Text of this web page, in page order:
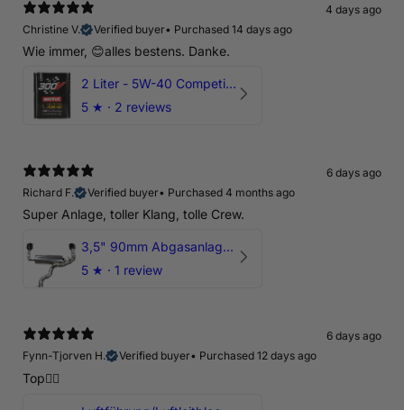
4 days ago
Christine V.
Verified buyer• Purchased 14 days ago
Wie immer, 😊alles bestens. Danke.
2 Liter - 5W-40 Competition 300V Motul Motoröl
5 ★ · 2 reviews
6 days ago
Richard F.
Verified buyer• Purchased 4 months ago
Super Anlage, toller Klang, tolle Crew.
3,5" 90mm Abgasanlage AUDI RSQ3 DNWA 2.5 TFSI
5 ★ · 1 review
6 days ago
Fynn-Tjorven H.
Verified buyer• Purchased 12 days ago
Top👍🏼